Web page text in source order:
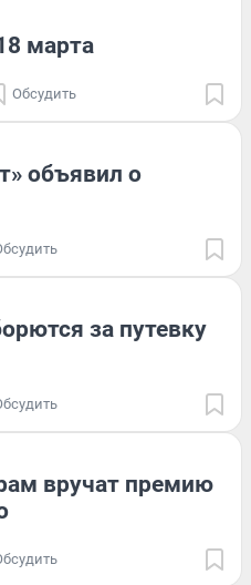
марта
Обсудить
объявил о
за путевку
вручат премию